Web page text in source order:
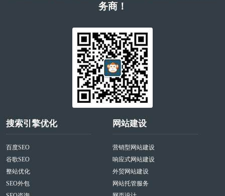
务商！
搜索引擎优化
百度SEO
谷歌SEO
整站优化
SEO外包
网站建设
营销型网站建设
响应式网站建设
外贸网站建设
网站托管服务